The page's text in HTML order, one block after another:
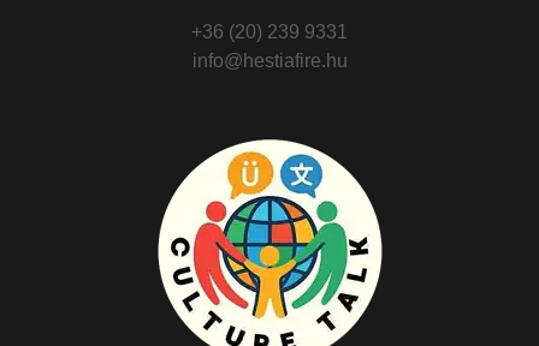
+36 (20) 239 9331
info@hestiafire.hu